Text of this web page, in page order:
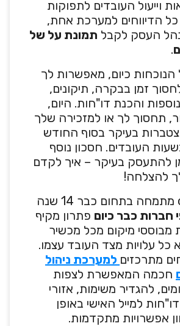
וייעול העובדים לתפוקות
כל הדיווחים למערכת אחת,
העסק לקבל תמונת על של
.
הנוכחות כיום, מאפשרות לך
זמן בבקרה, תיקונים,
והכנת דו"חות. היום,
תחסוך לך או למזכירה שלך
בעיקר בסוף החודש
העובדים. חסכון נוסף
להתעסק בעיקר – איך לקדם
להצלחה!
חברת ok2go מתמחה בתחום כבר 14 שנה
חברות כבר כיום פתרון מקיף
מבוססי מיקום מכל מכשיר
כל עלויות מצד העובד עצמו.
מתרכזים למערכת ניהול
חכמה המאפשרת לצפות
להגדיר משימות, אזורי
למייל האישי באופן
אפשרויות מתקדמות.